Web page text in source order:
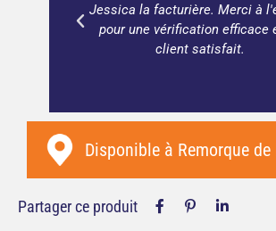
Jessica la facturière. Merci à
pour une vérification efficace
client satisfait.
Disponible à Remorque de
Partager ce produit